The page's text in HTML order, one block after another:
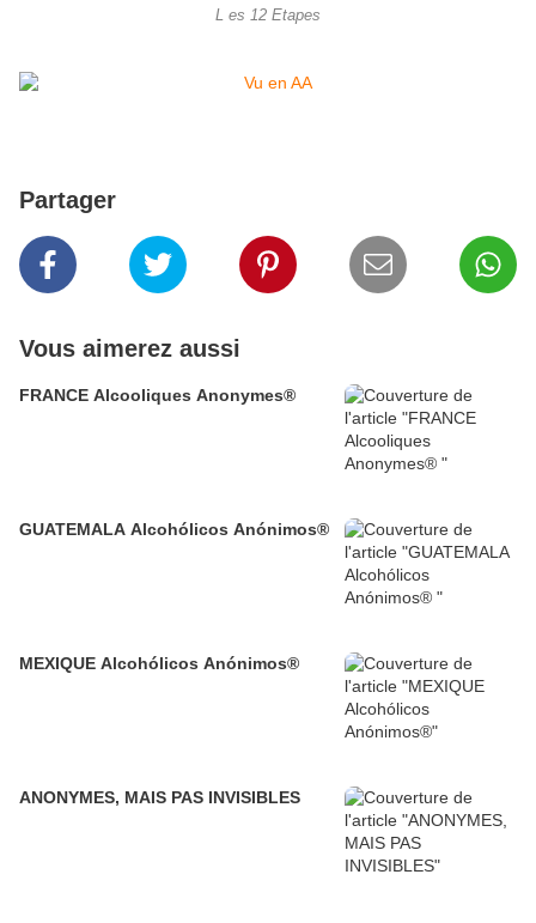
L es 12 Etapes
Partager
Vous aimerez aussi
FRANCE Alcooliques Anonymes®
GUATEMALA Alcohólicos Anónimos®
MEXIQUE Alcohólicos Anónimos®
ANONYMES, MAIS PAS INVISIBLES